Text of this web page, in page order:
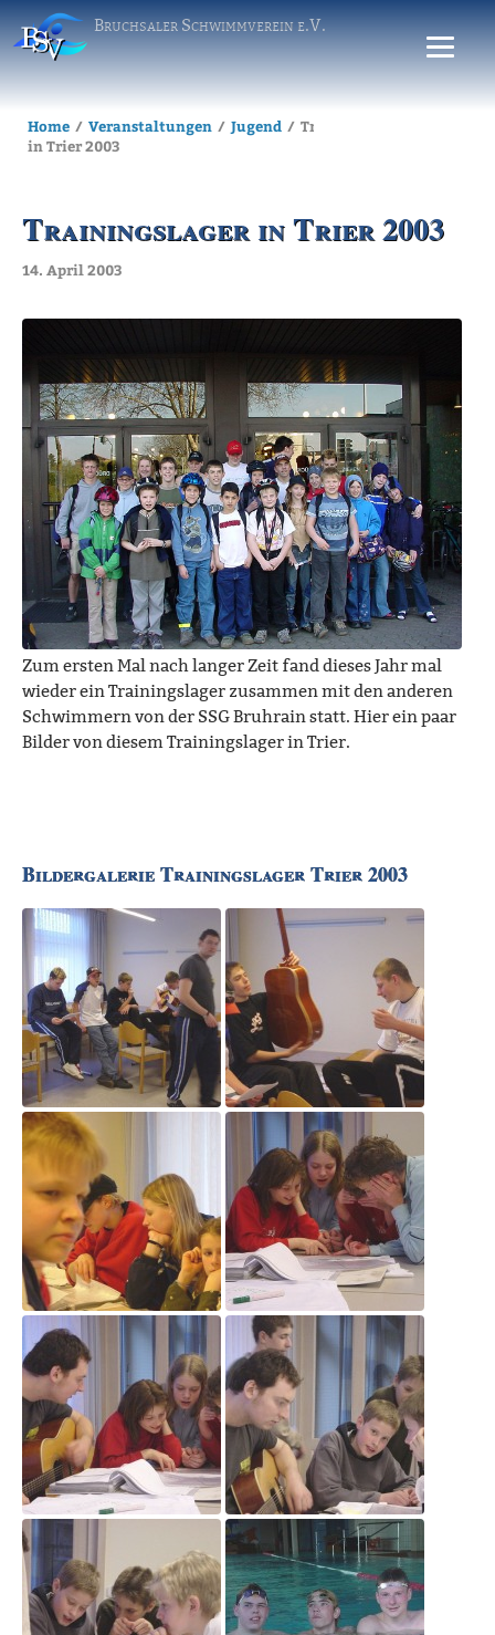
Bruchsaler Schwimmverein e.V.
Home Veranstaltungen Jugend
Trainingslager
in Trier 2003
Trainingslager in Trier 2003
14. April 2003
Zum ersten Mal nach langer Zeit fand dieses Jahr mal
wieder ein Trainingslager zusammen mit den anderen
Schwimmern von der SSG Bruhrain statt. Hier ein paar
Bilder von diesem Trainingslager in Trier.
Bildergalerie Trainingslager Trier 2003